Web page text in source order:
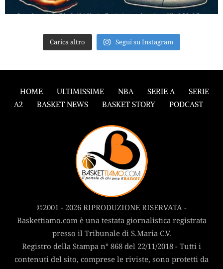
Carica altro Segui su Instagram
HOME ULTIMISSIME NBA SERIE A
SERIE
A2
BASKET NEWS BASKET STORY PODCAST
©2001 - 2026 RIPRODUZIONE RISERVATA -
Baskettiamo.com è una testata giornalistica registrata
presso il Tribunale di S.Maria C.V.
Registro della Stampa n° 868 del 22/11/2018 - Tutti i
contenuti del sito, comprese le riviste, sono protetti da